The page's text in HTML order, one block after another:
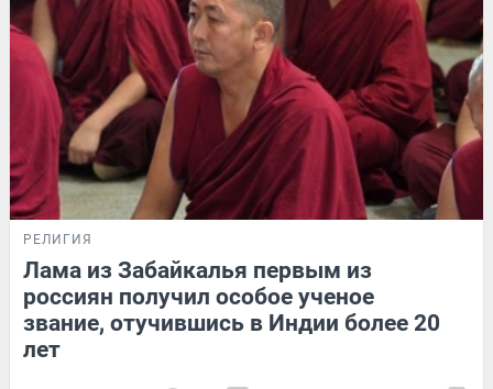
РЕЛИГИЯ
Лама из Забайкалья первым из
россиян получил особое ученое
звание, отучившись в Индии более 20
лет